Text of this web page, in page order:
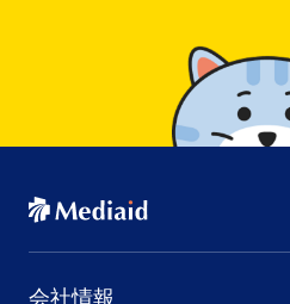
会社情報